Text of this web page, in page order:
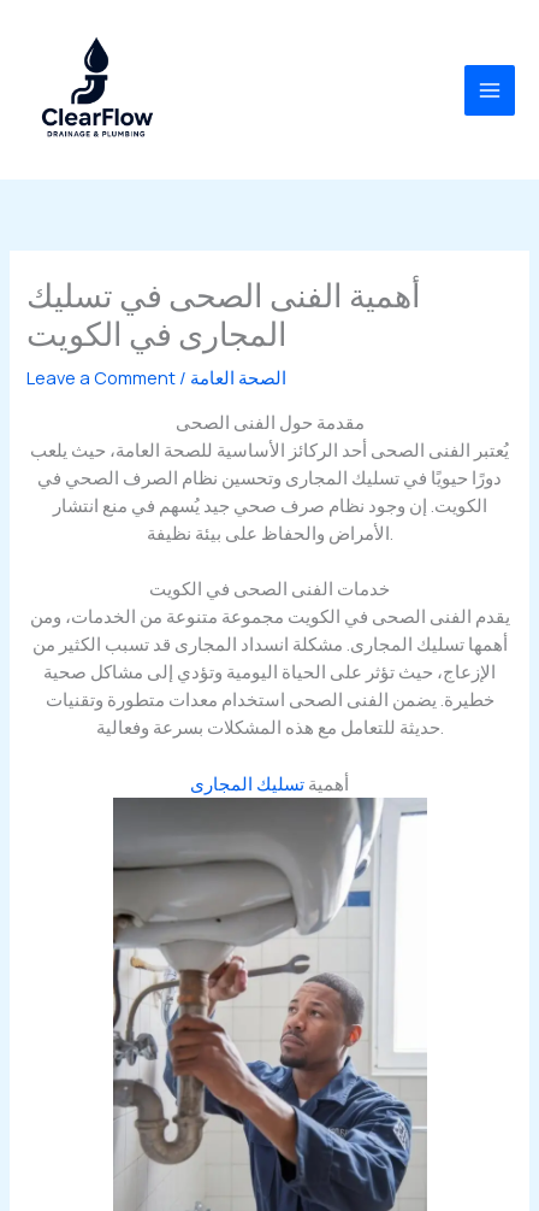
أهمية الفنى الصحى في تسليك
المجارى في الكويت
Leave a Comment / الصحة العامة
مقدمة حول الفنى الصحى
يُعتبر الفنى الصحى أحد الركائز الأساسية للصحة العامة، حيث يلعب
دورًا حيويًا في تسليك المجارى وتحسين نظام الصرف الصحي في
الكويت. إن وجود نظام صرف صحي جيد يُسهم في منع انتشار
خدمات الفنى الصحى في الكويت
يقدم الفنى الصحى في الكويت مجموعة متنوعة من الخدمات، ومن
أهمها تسليك المجارى. مشكلة انسداد المجارى قد تسبب الكثير من
الإزعاج، حيث تؤثر على الحياة اليومية وتؤدي إلى مشاكل صحية
خطيرة. يضمن الفنى الصحى استخدام معدات متطورة وتقنيات
حديثة للتعامل مع هذه المشكلات بسرعة وفعالية.
أهمية تسليك المجارى